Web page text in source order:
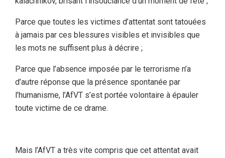
Parce que toutes les victimes d’attentat sont tatouées
à jamais par ces blessures visibles et invisibles que
les mots ne suffisent plus à décrire ;
Parce que l’absence imposée par le terrorisme n’a
d’autre réponse que la présence spontanée par
l’humanisme, l’AfVT s’est portée volontaire à épauler
toute victime de ce drame.
Mais l’AfVT a très vite compris que cet attentat avait